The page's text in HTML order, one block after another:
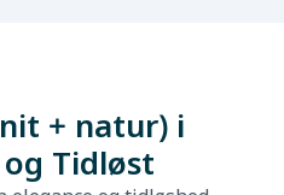
+ natur) i
Tidløst